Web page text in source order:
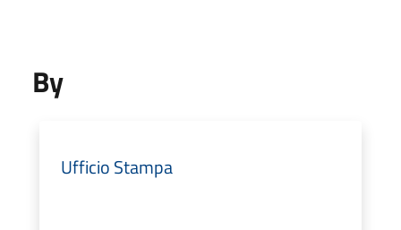
By
Ufficio Stampa